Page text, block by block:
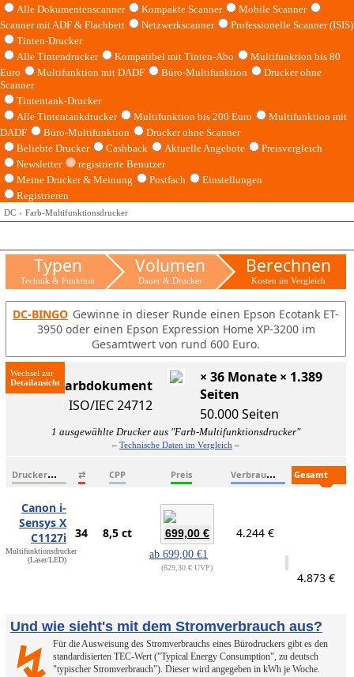
Alle Dokumentenscanner
Kompakte Scanner
Mobile Scanner
Scanner mit ADF & Flachbett
Netzwerkscanner
Professionelle Scanner (ISIS)
Tinten-Drucker
Alle Tintendrucker
Kompatibel mit Tinten-Abo
Multifunktion bis 80
Euro
Multifunktion mit DADF Büro-Multifunktion
Drucker ohne
Scanner
Tintentank-Drucker
Alle Tintentankdrucker
Multifunktion bis 200 Euro
Multifunktion mit
DADF
Büro-Multifunktion
Drucker ohne Scanner
Beliebte Drucker
Cashback Aktuelle Angebote
Preisvergleich
Newsletter
registrierte Benutzer
Meine Drucker & Meinung
Postfach
Einstellungen
Registrieren
DC Farb-Multifunktionsdrucker
Typen
Technik & Funktion
Volumen
Dauer & Drucker
Berechnen
Kosten im Vergleich
DC-BINGO Gewinne in dieser Runde einen Epson Ecotank ET-
3950 oder einen Epson Expression Home XP-3200 im
Gesamtwert von rund 600 Euro.
Wechsel zur
ISO-Farbdokument
ISO/IEC 24712
× 36 Monate × 1.389
Seiten
50.000 Seiten
1 ausgewählte Drucker aus "Farb-Multifunktionsdrucker"
– Technische Daten im Vergleich –
D
ruckername ⇄ CPP Preis V
erbrauchsmaterialien
Canon i-
Sensys X
C1127i
Multifunktionsdrucker
(Laser/LED)
34 8,5 ct 699,00 €
ab 699,00 €1
629,30 € UVP
4.244 €
4.873 €
Und wie sieht's mit dem Stromverbrauch aus?
↯
Für die Ausweisung des Stromverbrauchs eines Bürodruckers gibt es den
standardisierten TEC-Wert ("Typical Energy Consumption", zu deutsch
"typischer Stromverbrauch"). Dieser wird angegeben in kWh je Woche.